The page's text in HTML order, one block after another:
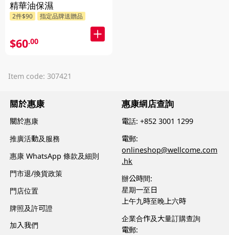
精華油保濕
2件$90 指定品牌送贈品
$60.00
Item code: 307421
關於惠康
關於惠康
推廣活動及服務
惠康 WhatsApp 條款及細則
門市退/換貨政策
門店位置
牌照及許可證
加入我們
惠康網店查詢
電話:+852 3001 1299
電郵:
onlineshop@wellcome.com
.hk
辦公時間:
星期一至日
上午九時至晚上六時
企業合作及大量訂購查詢
電郵: